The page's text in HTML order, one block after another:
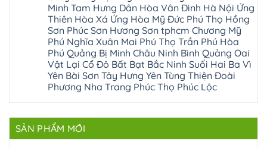
Phúc
Tây
Hồ
Thanh
Hóa
Đống
Đa
Nghệ
An
hạ
long
ninh
giang
hoàng
mai
quảng
ninh
tây
hồ
sơn
tây
thất
mê
linh
thanh
Gòn
Thạch
Thất
Hạ
Bằng
Tây
Phương
tphcm
Hòa
Lạc
Yên
Xuân
Đạo
Đà
Nẵng
gỗ
Sửa
mặt
bậc
cầu
thang
nhựa
sửa
cửa
nhựa
composite
Thanh
Nam
Phù
tại
Hà
Nội
Sửa
sàn
gỗ
công
nghiệp
bị
hở
Sửa
sàn
Sửa
mặt
bậc
cầu
Minh Tam Hưng Dân Hòa Vân Đình Hà Nội Ứng
Thiên Hòa Xá Ứng Hòa Mỹ Đức Phú Thọ Hồng
Sơn Phúc Sơn Hương Sơn tphcm Chương Mỹ
Phú Nghĩa Xuân Mai Phú Thọ Trần Phú Hòa
Phú Quảng Bị Minh Châu Ninh Bình Quảng Oai
Vật Lại Cổ Đô Bất Bạt Bắc Ninh Suối Hai Ba Vì
Yên Bài Sơn Tây Hưng Yên Tùng Thiện Đoài
Phương Nha Trang Phúc Thọ Phúc Lộc
luận
ở
Sàn
SẢN PHẨM MỚI